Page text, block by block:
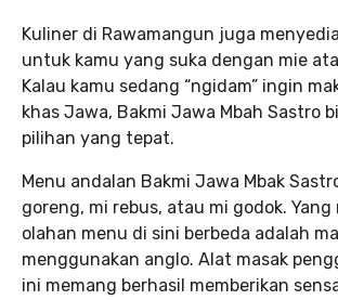
Kuliner di Rawamangun juga
untuk kamu yang suka dengan mie
Kalau kamu sedang “ngidam” ingin
khas Jawa, Bakmi Jawa Mbah Sastro
pilihan yang tepat.
Menu andalan Bakmi Jawa Mbak
goreng, mi rebus, atau mi godok. Yang
olahan menu di sini berbeda adalah
menggunakan anglo. Alat masak
ini memang berhasil memberikan